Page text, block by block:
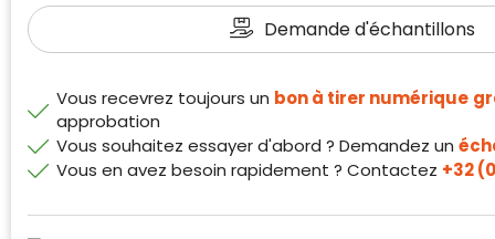
Demande d'échantillons
Vous recevrez toujours un bon à tirer numérique
approbation
Vous souhaitez essayer d'abord ? Demandez un
Vous en avez besoin rapidement ? Contactez +32
Klantenbeoordelingen laten zien hoe een
website in het algemeen aan de behoeften
van klanten voldoet.
Trustindex werkt samen met 137